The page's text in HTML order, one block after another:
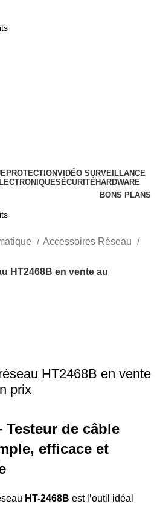
PROTECTIONVIDÉO SURVEILLANCE
SÉCURITÉHARDWARE
BONS PLANS
Accessoires Réseau
HT2468B en vente au
HT2468B en vente
prix
Testeur de câble
efficace et
HT-2468B est l’outil idéal